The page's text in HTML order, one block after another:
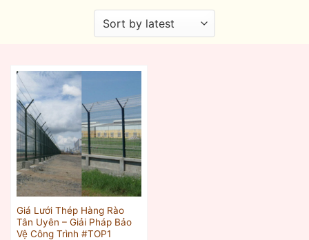
Giá Lưới Thép Hàng Rào
Tân Uyên – Giải Pháp Bảo
Vệ Công Trình #TOP1